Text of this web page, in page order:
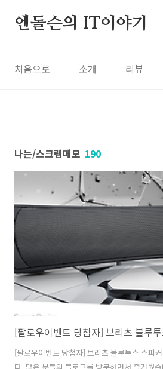
엔돌슨의 IT이야기
처음으로 소개 리뷰
나는/스크랩메모 190
[팔로우이벤트 당첨자] 브리츠 블루
[팔로우이벤트 당첨자] 브리츠 블루투스 스피